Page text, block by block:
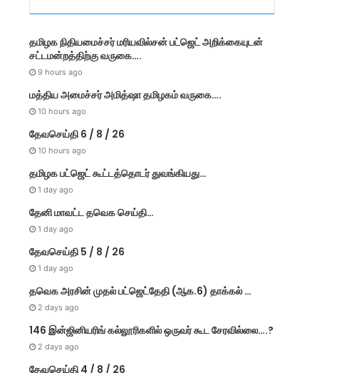
s
தமி​ழ​க நிதியமைச்சர் மரியவில்சன் பட்ஜெட் அறிக்கையுடன்
சட்டமன்றத்திற்கு வருகை….
9 hours ago
மத்திய அமைச்சர் அமித்ஷா தமிழகம் வருகை….
10 hours ago
தேவசெய்தி 6 / 8 / 26
10 hours ago
தமிழக பட்ஜெட் கூட்டத்தொடர் துவங்கியது…
1 day ago
தேனி மாவட்ட தவெக செய்தி…
1 day ago
தேவசெய்தி 5 / 8 / 26
1 day ago
தவெக அரசின் முதல் பட்​ஜெட்தேதி (ஆக.6) தாக்​கல் …
2 days ago
146 இன்ஜினியரிங் கல்லூரிகளில் ஒருவர் கூட சேரவில்லை….?
2 days ago
தேவசெய்தி 4 / 8 / 26